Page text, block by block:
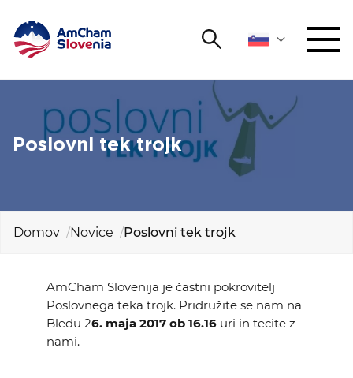
Išči
DOGODKI IN MREŽENJE
ZAGOVORNIŠTVO
MEDNARODNO SODELOVANJE
O NAS
Iskalni niz
Poslovni tek trojk
Domov Novice Poslovni tek trojk
AmCham Slovenija je častni pokrovitelj
Poslovnega teka trojk. Pridružite se nam na
Bledu 26. maja 2017 ob 16.16uri in tecite z
nami.